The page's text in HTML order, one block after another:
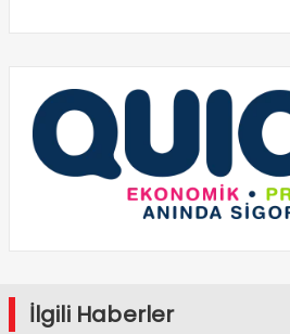
İlgili Haberler